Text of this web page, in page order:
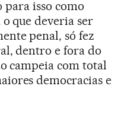
isso como
que deveria ser
penal, só fez
dentro e fora do
campeia com total
democracias e